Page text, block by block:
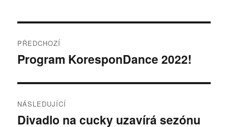
pro
PŘEDCHOZÍ
Předchozí
Program KoresponDance 2022!
NÁSLEDUJÍCÍ
Následující
Divadlo na cucky uzavírá sezónu